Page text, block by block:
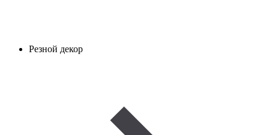
Резной декор